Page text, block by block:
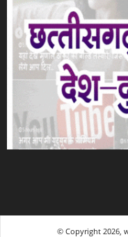
© Copyright 2026,